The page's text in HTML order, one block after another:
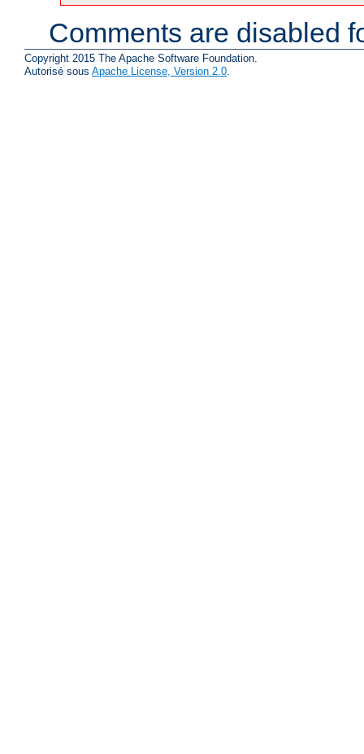
Comments are disabled
Copyright 2015 The Apache Software Foundation.
Autorisé sous Apache License, Version 2.0.